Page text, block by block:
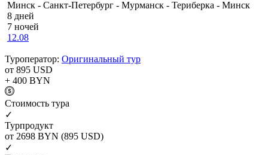
Минск - Санкт-Петербург - Мурманск - Териберка - Минск
8 дней
7 ночей
12.08
Туроператор: Оригинальный тур
от 895 USD
+ 400 BYN
Cтоимость тура
✓
Турпродукт
от 2698 BYN (895 USD)
✓